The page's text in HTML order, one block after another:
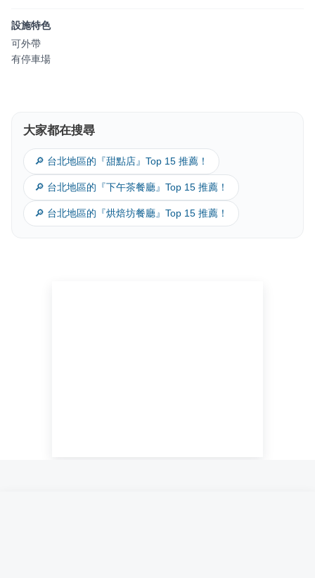
設施特色
可外帶
有停車場
大家都在搜尋
🔎 台北地區的『甜點店』Top 15 推薦！
🔎 台北地區的『下午茶餐廳』Top 15 推薦！
🔎 台北地區的『烘焙坊餐廳』Top 15 推薦！